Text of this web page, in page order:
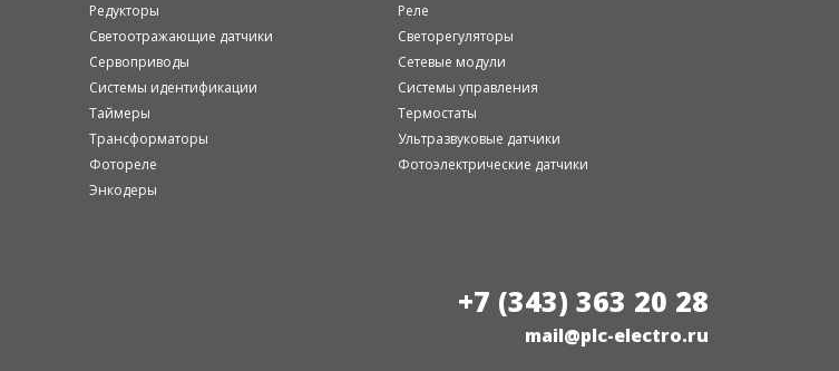
Редукторы
Реле
Светоотражающие датчики
Светорегуляторы
Сервоприводы
Сетевые модули
Системы идентификации
Системы управления
Таймеры
Термостаты
Трансформаторы
Ультразвуковые датчики
Фотореле
Фотоэлектрические датчики
Энкодеры
+7 (343) 363 20 28
mail@plc-electro.ru